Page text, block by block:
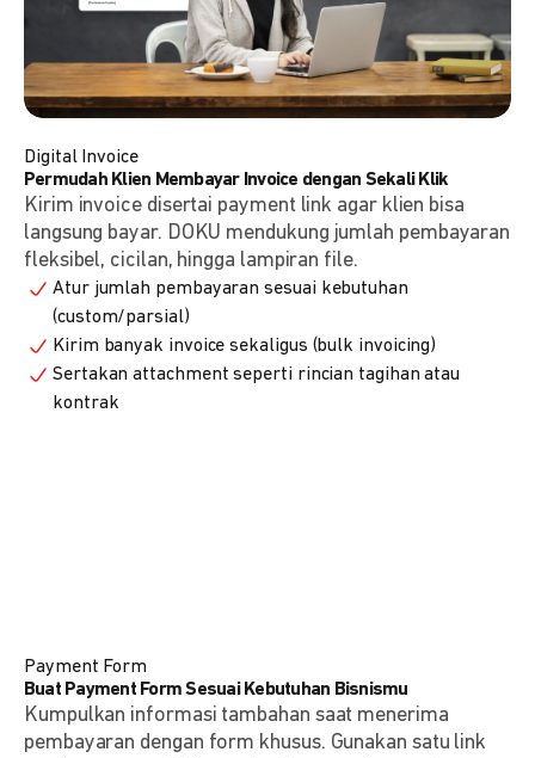
Digital Invoice
Permudah Klien Membayar Invoice dengan Sekali Klik
Kirim invoice disertai payment link agar klien bisa
langsung bayar. DOKU mendukung jumlah pembayaran
fleksibel, cicilan, hingga lampiran file.
Atur jumlah pembayaran sesuai kebutuhan
(custom/parsial)
Kirim banyak invoice sekaligus (bulk invoicing)
Sertakan attachment seperti rincian tagihan atau
kontrak
Payment Form
Buat Payment Form Sesuai Kebutuhan Bisnismu
Kumpulkan informasi tambahan saat menerima
pembayaran dengan form khusus. Gunakan satu link